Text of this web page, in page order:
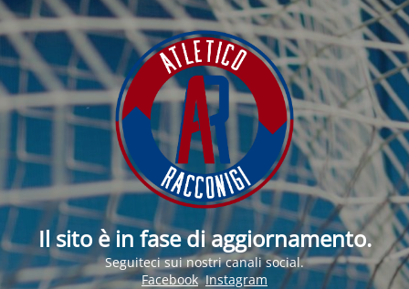
Il sito è in fase di aggiornamento.
Seguiteci sui nostri canali social.
Facebook Instagram